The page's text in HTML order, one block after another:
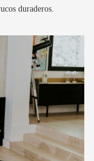
duraderos.